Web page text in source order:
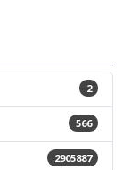
2
566
2905887